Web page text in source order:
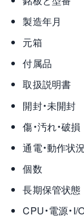
製造年月
元箱
付属品
取扱説明書
開封・未開封
傷・汚れ・破損
通電・動作状況
個数
長期保管状態
CPU・電源・I/